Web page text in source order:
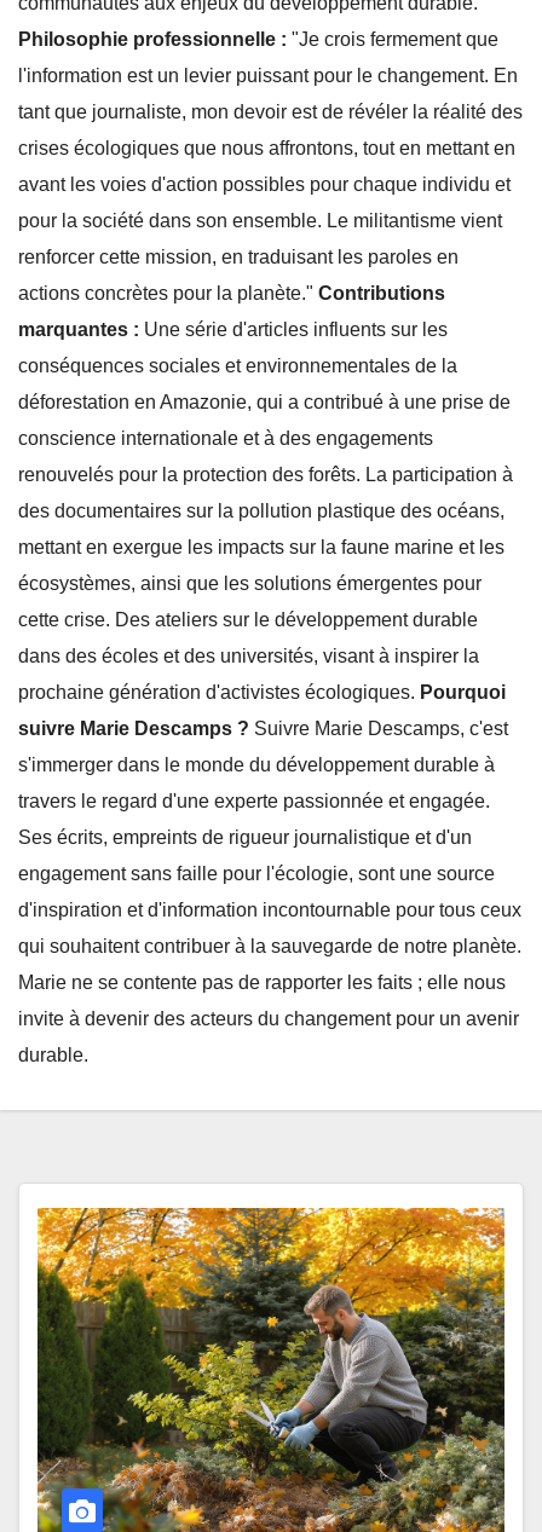
Philosophie professionnelle : "Je crois fermement que
l'information est un levier puissant pour le changement. En
tant que journaliste, mon devoir est de révéler la réalité des
crises écologiques que nous affrontons, tout en mettant en
avant les voies d'action possibles pour chaque individu et
pour la société dans son ensemble. Le militantisme vient
renforcer cette mission, en traduisant les paroles en
actions concrètes pour la planète." Contributions
marquantes : Une série d'articles influents sur les
conséquences sociales et environnementales de la
déforestation en Amazonie, qui a contribué à une prise de
conscience internationale et à des engagements
renouvelés pour la protection des forêts. La participation à
des documentaires sur la pollution plastique des océans,
mettant en exergue les impacts sur la faune marine et les
écosystèmes, ainsi que les solutions émergentes pour
cette crise. Des ateliers sur le développement durable
dans des écoles et des universités, visant à inspirer la
prochaine génération d'activistes écologiques. Pourquoi
suivre Marie Descamps ? Suivre Marie Descamps, c'est
s'immerger dans le monde du développement durable à
travers le regard d'une experte passionnée et engagée.
Ses écrits, empreints de rigueur journalistique et d'un
engagement sans faille pour l'écologie, sont une source
d'inspiration et d'information incontournable pour tous ceux
qui souhaitent contribuer à la sauvegarde de notre planète.
Marie ne se contente pas de rapporter les faits ; elle nous
invite à devenir des acteurs du changement pour un avenir
durable.